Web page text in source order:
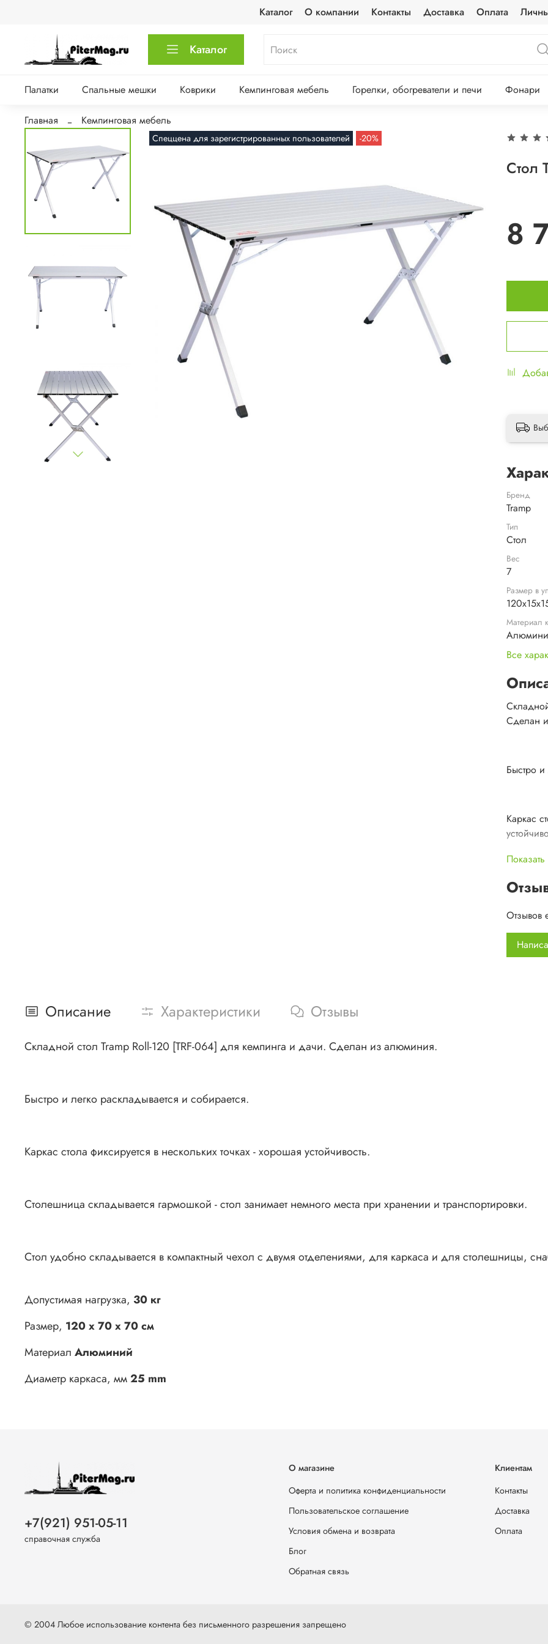
Каталог О компании Контакты Доставка Оплата
Каталог
Палатки Спальные мешки Коврики Кемпинговая мебель Горелки, обогреватели и печи Фонари
Главная Кемпинговая мебель
Спеццена для зарегистрированных пользователей -20%
Стол
8
Бренд
Tramp
Тип
Стол
Вес
7
Размер в
Материал
Все
Сделан
Быстро и
Каркас
места
Стол
Отзывов
Описание Характеристики Отзывы
Складной стол Tramp Roll-120 [TRF-064] для кемпинга и дачи. Сделан из алюминия.
Быстро и легко раскладывается и собирается.
Каркас стола фиксируется в нескольких точках - хорошая устойчивость.
Столешница складывается гармошкой - стол занимает немного места при хранении и транспортировки.
Стол удобно складывается в компактный чехол с двумя отделениями, для каркаса и для столешницы,
Допустимая нагрузка, 30 кг
Размер, 120 х 70 х 70 см
Материал Алюминий
Диаметр каркаса, мм25 mm
О магазине
Оферта и политика конфиденциальности
Пользовательское соглашение
Условия обмена и возврата
Блог
Обратная связь
Клиентам
Контакты
Доставка
Оплата
+7(921) 951-05-11
справочная служба
© 2004 Любое использование контента без письменного разрешения запрещено